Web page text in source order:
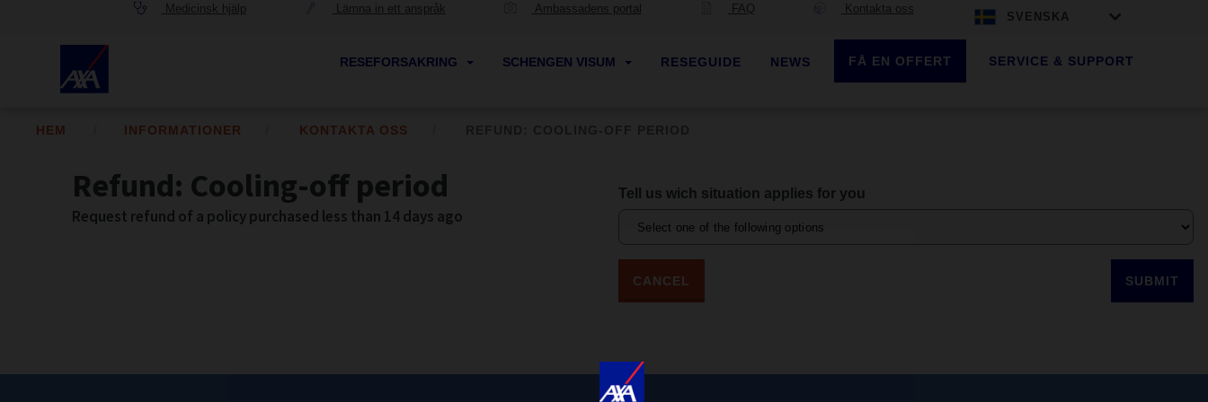
Medicinsk hjälp Lämna in ett anspråk Ambassadens portal FAQ Kontakta oss
SVENSKA
RESEFORSAKRING SCHENGEN VISUM RESEGUIDE NEWS FÅ EN OFFERT SERVICE & SUPPORT
HEM INFORMATIONER KONTAKTA OSS
Refund: Cooling-off period
Request refund of a policy purchased less than 14 days ago
Tell us wich situation applies for you
CANCEL SUBMIT